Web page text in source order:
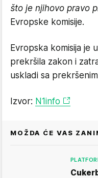
što je njihovo pravo
Evropske komisije.
Evropska komisija je
prekršila zakon i
uskladi sa
Izvor: N1info
MOŽDA ĆE VAS